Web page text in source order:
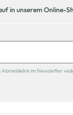
in unserem Online-
Abmeldelink im Newsletter